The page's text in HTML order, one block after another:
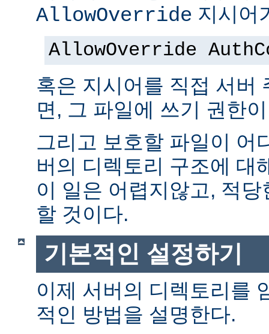
AllowOverride 지시어
AllowOverride
혹은 지시어를 직접 서버
면, 그 파일에 쓰기 권한
그리고 보호할 파일이 어
버의 디렉토리 구조에 대
이 일은 어렵지않고, 적
할 것이다.
기본적인 설정하기
이제 서버의 디렉토리를
적인 방법을 설명한다.